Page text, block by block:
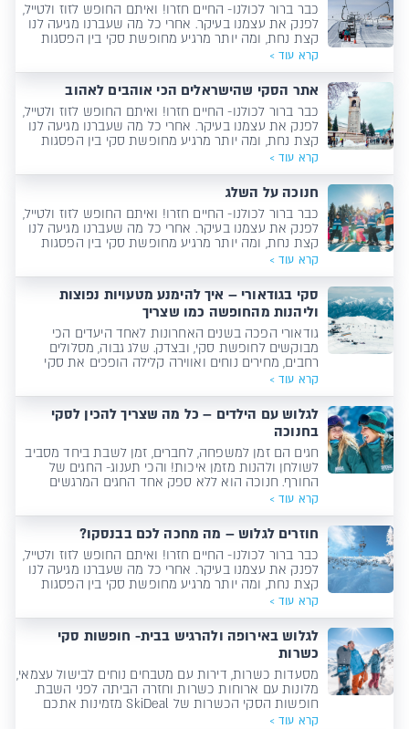
כבר ברור לכולנו- החיים חזרו! ואיתם החופש לזוז ולטייל,
לפנק את עצמנו בעיקר. אחרי כל מה שעברנו מגיעה לנו
קצת נחת, ומה יותר מרגיע מחופשת סקי בין הפסגות
המושלגות של בנסקו?
קרא עוד >
אתר הסקי שהישראלים הכי אוהבים לאהוב
כבר ברור לכולנו- החיים חזרו! ואיתם החופש לזוז ולטייל,
לפנק את עצמנו בעיקר. אחרי כל מה שעברנו מגיעה לנו
קצת נחת, ומה יותר מרגיע מחופשת סקי בין הפסגות
המושלגות של בנסקו?
קרא עוד >
חנוכה על השלג
כבר ברור לכולנו- החיים חזרו! ואיתם החופש לזוז ולטייל,
לפנק את עצמנו בעיקר. אחרי כל מה שעברנו מגיעה לנו
קצת נחת, ומה יותר מרגיע מחופשת סקי בין הפסגות
המושלגות של בנסקו?
קרא עוד >
סקי בגודאורי – איך להימנע מטעויות נפוצות
וליהנות מהחופשה כמו שצריך
גודאורי הפכה בשנים האחרונות לאחד היעדים הכי
מבוקשים לחופשת סקי, ובצדק. שלג גבוה, מסלולים
רחבים, מחירים נוחים ואווירה קלילה הופכים את סקי
בגודאורי לבחירה מצוינת כמעט לכל סוג גולש.
קרא עוד >
לגלוש עם הילדים – כל מה שצריך להכין לסקי
בחנוכה
חגים הם זמן למשפחה, לחברים, זמן לשבת ביחד מסביב
לשולחן ולהנות מזמן איכות! והכי תענוג- החגים של
החורף. חנוכה הוא ללא ספק אחד החגים המרגשים
והמשפחתיים ביותר!
קרא עוד >
חוזרים לגלוש – מה מחכה לכם בבנסקו?
כבר ברור לכולנו- החיים חזרו! ואיתם החופש לזוז ולטייל,
לפנק את עצמנו בעיקר. אחרי כל מה שעברנו מגיעה לנו
קצת נחת, ומה יותר מרגיע מחופשת סקי בין הפסגות
המושלגות של בנסקו?
קרא עוד >
לגלוש באירופה ולהרגיש בבית- חופשות סקי
כשרות
מסעדות כשרות, דירות עם מטבחים נוחים לבישול עצמאי,
מלונות עם ארוחות כשרות וחזרה הביתה לפני השבת.
חופשות הסקי הכשרות של SkiDeal מזמינות אתכם
לגלוש באירופה ולהרגיש בבית!
קרא עוד >